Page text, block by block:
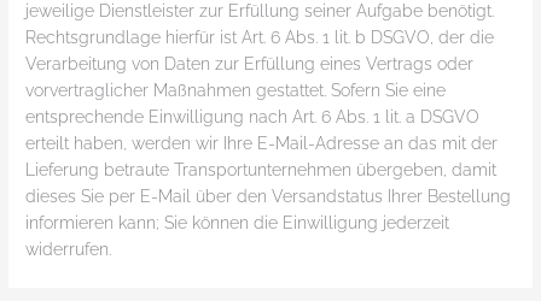
jeweilige Dienstleister zur Erfüllung seiner Aufgabe benötigt.
Rechtsgrundlage hierfür ist Art. 6 Abs. 1 lit. b DSGVO, der die
Verarbeitung von Daten zur Erfüllung eines Vertrags oder
vorvertraglicher Maßnahmen gestattet. Sofern Sie eine
entsprechende Einwilligung nach Art. 6 Abs. 1 lit. a DSGVO
erteilt haben, werden wir Ihre E-Mail-Adresse an das mit der
Lieferung betraute Transportunternehmen übergeben, damit
dieses Sie per E-Mail über den Versandstatus Ihrer Bestellung
informieren kann; Sie können die Einwilligung jederzeit
widerrufen.